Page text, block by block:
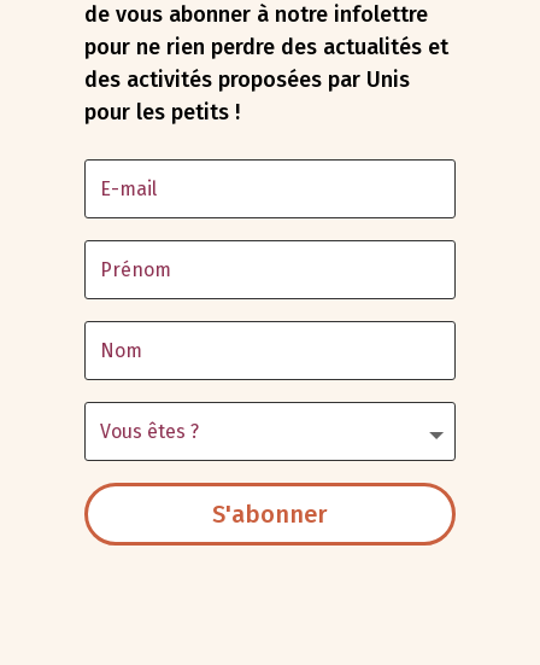
de vous abonner à notre infolettre
pour ne rien perdre des actualités et
des activités proposées par Unis
pour les petits !
S'abonner